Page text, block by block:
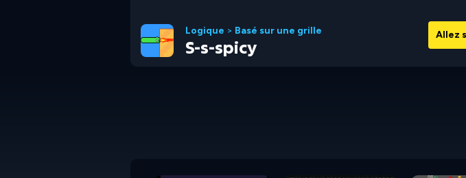
Allez
Logique > Basé sur une grille
S-s-spicy